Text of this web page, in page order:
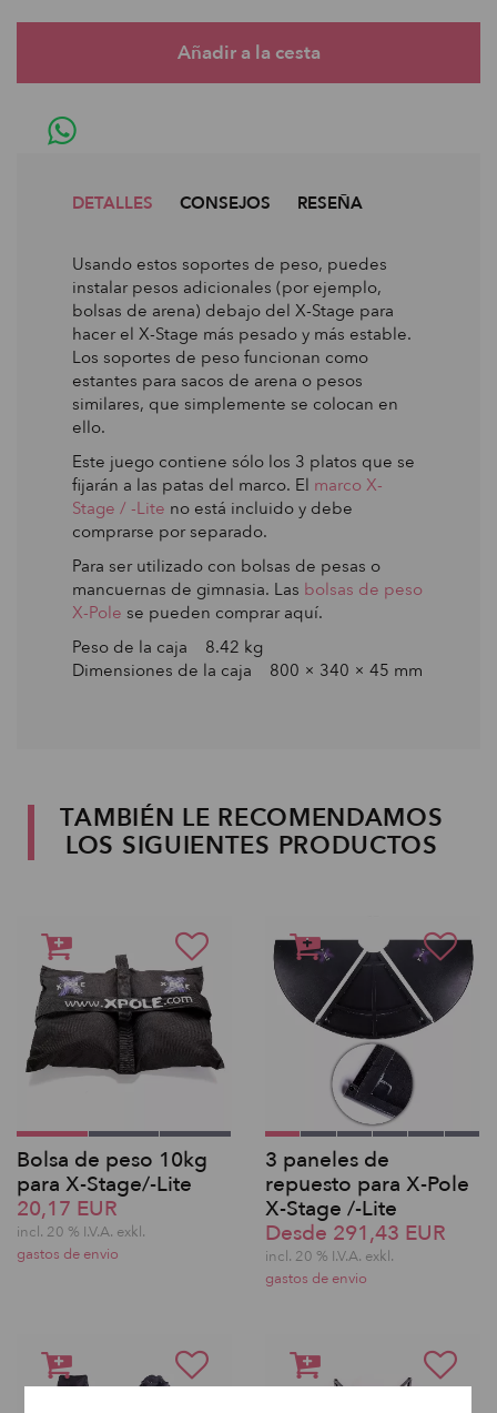
DETALLES CONSEJOS RESEÑA
Usando estos soportes de peso, puedes
instalar pesos adicionales (por ejemplo,
bolsas de arena) debajo del X-Stage para
hacer el X-Stage más pesado y más estable.
Los soportes de peso funcionan como
estantes para sacos de arena o pesos
similares, que simplemente se colocan en
ello.
Este juego contiene sólo los 3 platos que se
fijarán a las patas del marco. El marco X-
Stage / -Lite no está incluido y debe
comprarse por separado.
Para ser utilizado con bolsas de pesas o
mancuernas de gimnasia. Las bolsas de peso
X-Pole se pueden comprar aquí.
Peso de la caja 8.42 kg
Dimensiones de la caja 800 × 340 × 45 mm
TAMBIÉN LE RECOMENDAMOS
LOS SIGUIENTES PRODUCTOS
Bolsa de peso 10kg
para X-Stage/-Lite
20,17 EUR
incl. 20 % I.V.A. exkl.
gastos de envio
3 paneles de
repuesto para X-Pole
X-Stage /-Lite
Desde 291,43 EUR
incl. 20 % I.V.A. exkl.
gastos de envio